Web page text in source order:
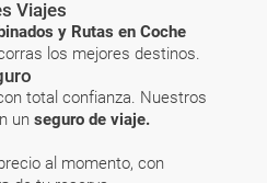
Viajes
y Rutas en Coche
los mejores destinos.
total confianza. Nuestros
un seguro de viaje.
al momento, con